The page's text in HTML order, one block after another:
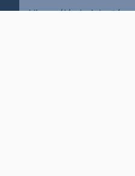
Visszaélés bejelentése